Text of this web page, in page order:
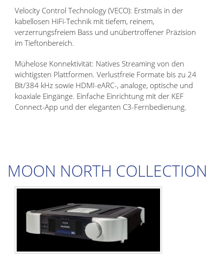
Velocity Control Technology (VECO): Erstmals in der
kabellosen HiFi-Technik mit tiefem, reinem,
verzerrungsfreiem Bass und unübertroffener Präzision
im Tieftonbereich.
Mühelose Konnektivität: Natives Streaming von den
wichtigsten Plattformen. Verlustfreie Formate bis zu 24
Bit/384 kHz sowie HDMI-eARC-, analoge, optische und
koaxiale Eingänge. Einfache Einrichtung mit der KEF
Connect-App und der eleganten C3-Fernbedienung.
MOON NORTH COLLECTION